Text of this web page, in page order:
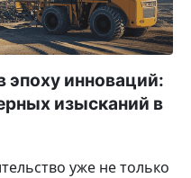
эпоху инноваций:
изысканий в
уже не только